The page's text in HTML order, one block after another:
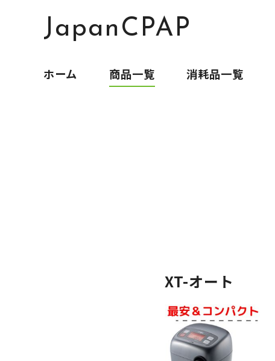
JapanCPAP
ホーム 商品一覧 消耗品一覧
XT-オート